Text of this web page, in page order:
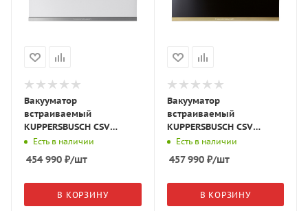
Вакууматор
встраиваемый
KUPPERSBUSCH CSV
6800.0 W3 белое
стекло/Silver Chrome
Есть в наличии
454 990 ₽/шт
В КОРЗИНУ
Вакууматор
встраиваемый
KUPPERSBUSCH CSV
6800.0 S4 чёрное
стекло/Gold
Есть в наличии
457 990₽/шт
В КОРЗИНУ